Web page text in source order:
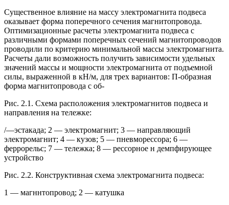
Существенное влияние на массу электромагнита подвеса
оказывает форма поперечного сечения магнитопровода.
Оптимизационные расчеты электромагнита подвеса с
различными формами поперечных сечений магнитопроводов
проводили по критерию минимальной массы электромагнита.
Расчеты дали возможность получить зависимости удельных
значений массы и мощности электромагнита от подъемной
силы, выраженной в кН/м, для трех вариантов: П-образная
форма магнитопровода с об-
Рис. 2.1. Схема расположения электромагнитов подвеса и
направления на тележке:
/—эстакада; 2 — электромагнит; 3 — направляющий
электромагнит; 4 — кузов; 5 — пневморессора; 6 —
феррорельс; 7 — тележка; 8 — рессорное н демпфирующее
устройство
Рис. 2.2. Конструктивная схема электромагнита подвеса:
1 — магннтопровод; 2 — катушка